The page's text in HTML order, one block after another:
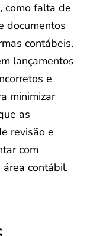
como falta de
documentos
contábeis.
lançamentos
e
minimizar
as
revisão e
com
contábil.